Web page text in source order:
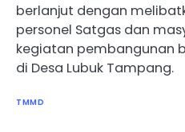
berlanjut dengan
personel Satgas dan
kegiatan pembangunan
di Desa Lubuk Tampang.
TMMD